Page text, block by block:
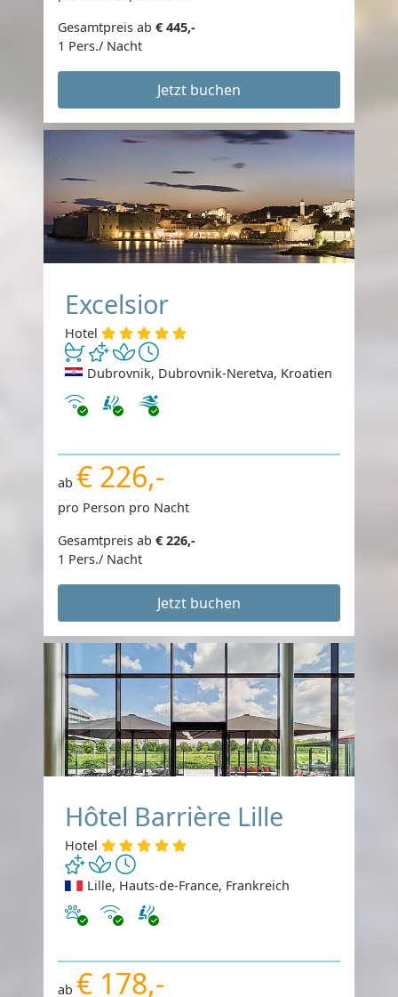
Gesamtpreis ab € 445,-
1 Pers./ Nacht
Jetzt buchen
Excelsior
Hotel
Dubrovnik, Dubrovnik-Neretva, Kroatien
Internet
ab € 226,-
pro Person pro Nacht
Gesamtpreis ab € 226,-
1 Pers./ Nacht
Jetzt buchen
Hôtel Barrière Lille
Hotel
Lille, Hauts-de-France, Frankreich
Haustiere erlaubt
Internet
ab € 178,-